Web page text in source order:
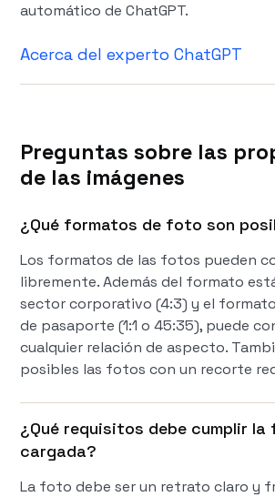
automático de ChatGPT.
Acerca del experto ChatGPT
Preguntas sobre las
de las imágenes
¿Qué formatos de foto son
Los formatos de las fotos pueden
libremente. Además del formato
sector corporativo (4:3) y el
de pasaporte (1:1 o 45:35), puede
cualquier relación de aspecto.
posibles las fotos con un recorte
¿Qué requisitos debe cumplir
cargada?
La foto debe ser un retrato claro y